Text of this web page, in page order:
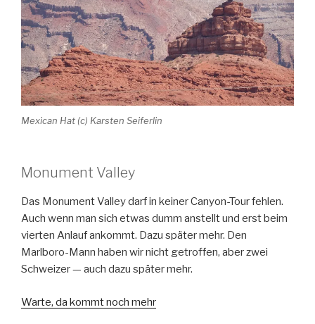
Mexican Hat (c) Karsten Seiferlin
Monument Valley
Das Monument Valley darf in keiner Canyon-Tour fehlen.
Auch wenn man sich etwas dumm anstellt und erst beim
vierten Anlauf ankommt. Dazu später mehr. Den
Marlboro-Mann haben wir nicht getroffen, aber zwei
Schweizer — auch dazu später mehr.
Warte, da kommt noch mehr